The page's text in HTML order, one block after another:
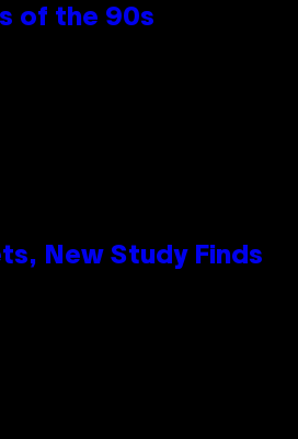
of the 90s
New Study Finds